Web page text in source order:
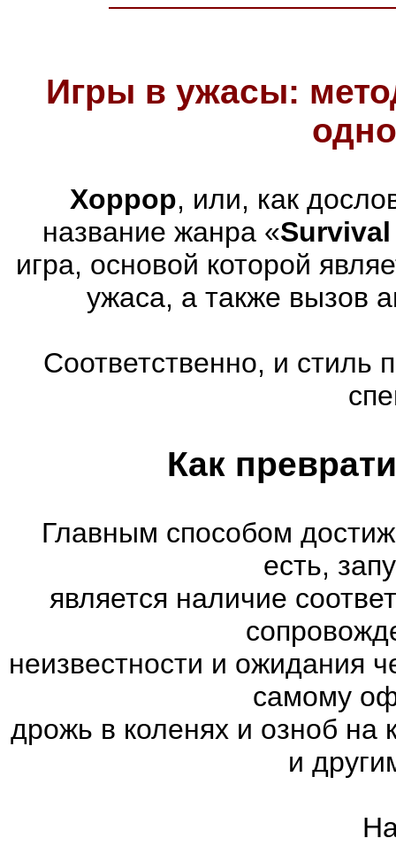
Игры в ужасы:
Хоррор, или, как
название жанра «
игра, основой которой
ужаса, а также вызов
Соответственно, и стиль
Как
Главным способом
есть,
является наличие
неизвестности и ожидания
самому
дрожь в коленях и озноб на
и